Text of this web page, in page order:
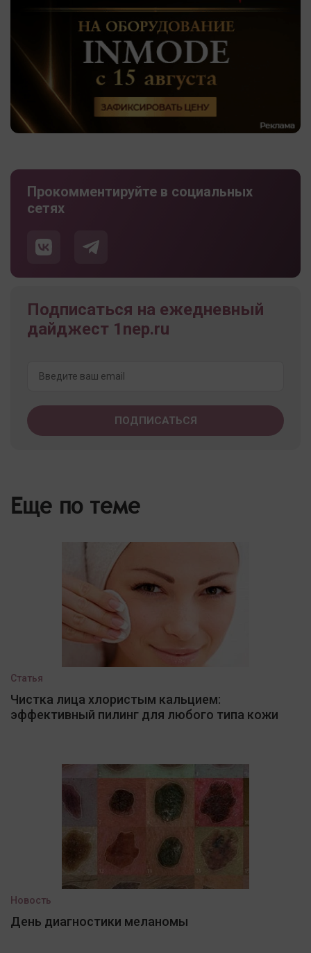
Прокомментируйте в социальных
сетях
Подписаться на ежедневный
дайджест 1nep.ru
Еще по теме
Статья
Чистка лица хлористым кальцием:
эффективный пилинг для любого типа кожи
Новость
День диагностики меланомы